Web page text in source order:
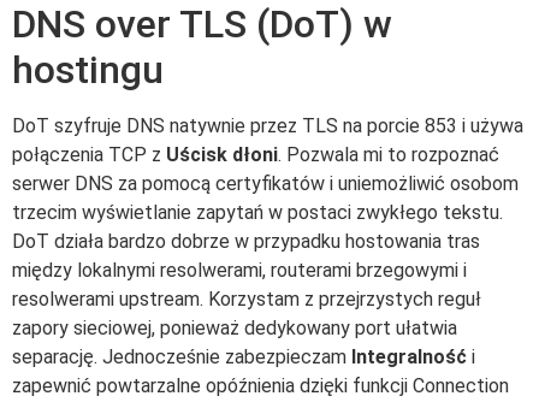
DNS over TLS (DoT) w
hostingu
DoT szyfruje DNS natywnie przez TLS na porcie 853 i używa
połączenia TCP z Uścisk dłoni. Pozwala mi to rozpoznać
serwer DNS za pomocą certyfikatów i uniemożliwić osobom
trzecim wyświetlanie zapytań w postaci zwykłego tekstu.
DoT działa bardzo dobrze w przypadku hostowania tras
między lokalnymi resolwerami, routerami brzegowymi i
resolwerami upstream. Korzystam z przejrzystych reguł
zapory sieciowej, ponieważ dedykowany port ułatwia
separację. Jednocześnie zabezpieczam Integralność i
zapewnić powtarzalne opóźnienia dzięki funkcji Connection